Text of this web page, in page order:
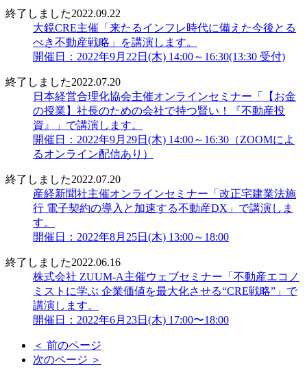
終了しました2022.09.22
大鏡CRE主催「来たるインフレ時代に備えた今後とる
べき不動産戦略」を講演します。
開催日：2022年9月22日(木) 14:00～16:30(13:30 受付)
終了しました2022.07.20
日本経営合理化協会主催オンラインセミナー「【お金
の授業】社長のための会社で持つ賢い！『不動産投
資』」で講演します。
開催日：2022年9月29日(木) 14:00～16:30（ZOOMによ
るオンライン配信あり）
終了しました2022.07.20
産経新聞社主催オンラインセミナー「改正宅建業法施
行 電子契約の導入と加速する不動産DX」で講演しま
す。
開催日：2022年8月25日(木) 13:00～18:00
終了しました2022.06.16
株式会社 ZUUM-A主催ウェブセミナー「不動産エコノ
ミストに学ぶ 企業価値を最大化させる“CRE戦略”」で
講演します。
開催日：2022年6月23日(木) 17:00〜18:00
＜ 前のページ
次のページ ＞